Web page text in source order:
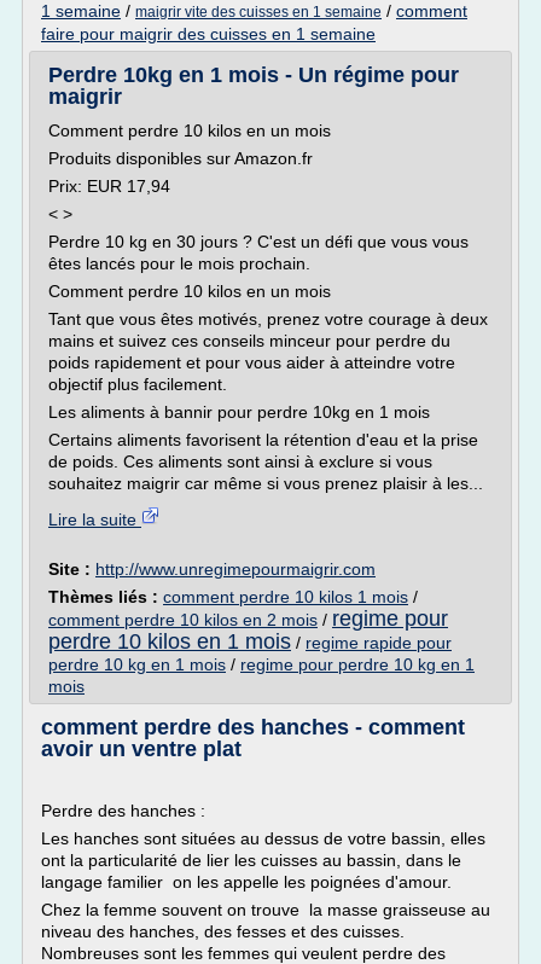
1 semaine / maigrir vite des cuisses en 1 semaine / comment
faire pour maigrir des cuisses en 1 semaine
Perdre 10kg en 1 mois - Un régime pour
maigrir
Comment perdre 10 kilos en un mois
Produits disponibles sur Amazon.fr
Prix: EUR 17,94
< >
Perdre 10 kg en 30 jours ? C'est un défi que vous vous
êtes lancés pour le mois prochain.
Comment perdre 10 kilos en un mois
Tant que vous êtes motivés, prenez votre courage à deux
mains et suivez ces conseils minceur pour perdre du
poids rapidement et pour vous aider à atteindre votre
objectif plus facilement.
Les aliments à bannir pour perdre 10kg en 1 mois
Certains aliments favorisent la rétention d'eau et la prise
de poids. Ces aliments sont ainsi à exclure si vous
souhaitez maigrir car même si vous prenez plaisir à les...
Lire la suite
Site : http://www.unregimepourmaigrir.com
Thèmes liés : comment perdre 10 kilos 1 mois /
comment perdre 10 kilos en 2 mois / regime pour
perdre 10 kilos en 1 mois / regime rapide pour
perdre 10 kg en 1 mois / regime pour perdre 10 kg en 1
mois
comment perdre des hanches - comment
avoir un ventre plat
Perdre des hanches :
Les hanches sont situées au dessus de votre bassin, elles
ont la particularité de lier les cuisses au bassin, dans le
langage familier on les appelle les poignées d'amour.
Chez la femme souvent on trouve la masse graisseuse au
niveau des hanches, des fesses et des cuisses.
Nombreuses sont les femmes qui veulent perdre des